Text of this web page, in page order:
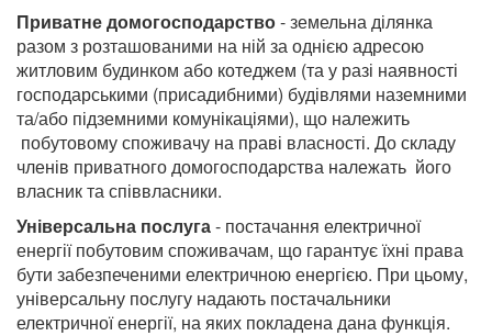
Приватне домогосподарство- земельна ділянка
разом з розташованими на ній за однією адресою
житловим будинком або котеджем (та у разі наявності
господарськими (присадибними) будівлями наземними
та/або підземними комунікаціями), що належить
побутовому споживачу на праві власності. До складу
членів приватного домогосподарства належать його
власник та співвласники.
Універсальна послуга- постачання електричної
енергії побутовим споживачам, що гарантує їхні права
бути забезпеченими електричною енергією. При цьому,
універсальну послугу надають постачальники
електричної енергії, на яких покладена дана функція.